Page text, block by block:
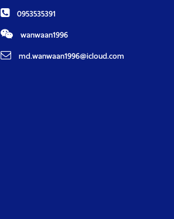
0953535391
wanwaan1996
md.wanwaan1996@icloud.com